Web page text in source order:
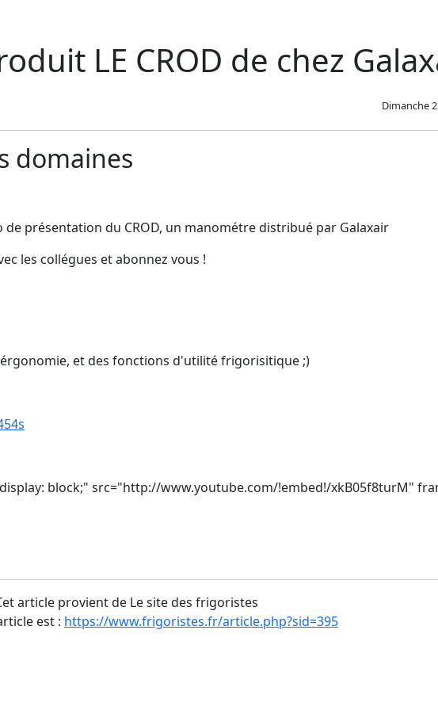
LE CROD de chez
Dimanche
domaines
présentation du CROD, un manométre distribué par Galaxair
les collégues et abonnez vous !
et des fonctions d'utilité frigorisitique ;)
block;" src="http://www.youtube.com/!embed!/xkB05f8turM"
article provient de Le site des frigoristes
est : https://www.frigoristes.fr/article.php?sid=395